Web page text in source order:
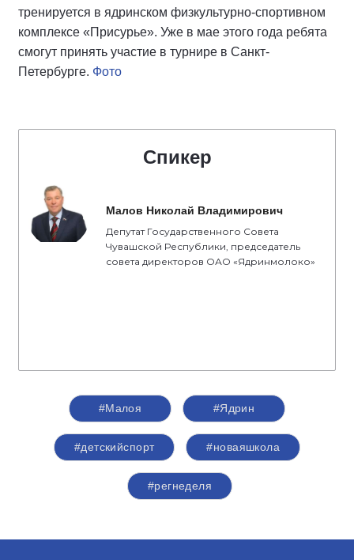
тренируется в ядринском физкультурно-спортивном
комплексе «Присурье». Уже в мае этого года ребята
смогут принять участие в турнире в Санкт-
Петербурге. Фото
Спикер
Малов Николай Владимирович
Депутат Государственного Совета
Чувашской Республики, председатель
совета директоров ОАО «Ядринмолоко»
#Малоя #Ядрин
#детскийспорт #новаяшкола
#регнеделя